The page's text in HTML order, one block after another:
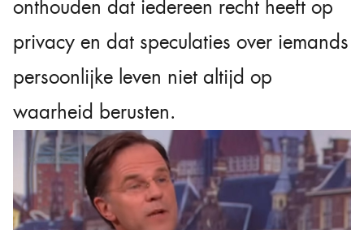
onthouden dat iedereen recht heeft op
privacy en dat speculaties over iemands
persoonlijke leven niet altijd op
waarheid berusten.